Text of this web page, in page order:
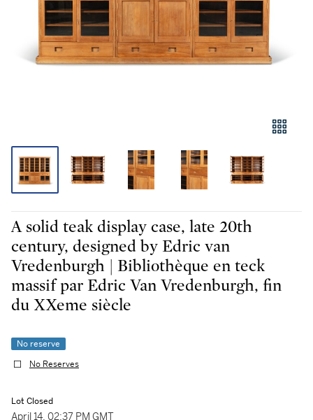
A solid teak display case, late 20th
century, designed by Edric van
Vredenburgh | Bibliothèque en teck
massif par Edric Van Vredenburgh, fin
du XXeme siècle
No reserve
No Reserves
Lot Closed
April 14, 02:37 PM GMT